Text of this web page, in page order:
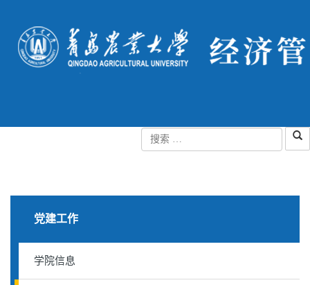
党建工作
学院信息